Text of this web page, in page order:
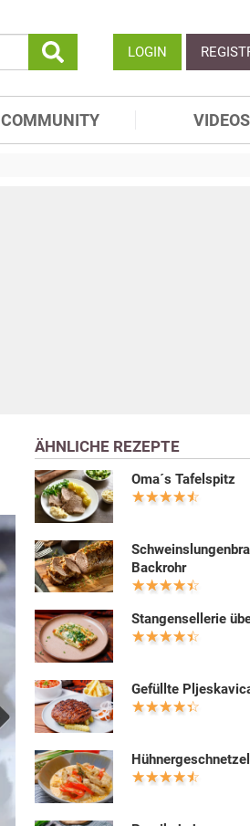
LOGIN
COMMUNITY VIDEOS
ÄHNLICHE REZEPTE
Oma´s Tafelspitz
Backrohr
Stangensellerie
Gefüllte